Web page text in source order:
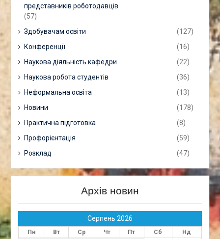
представників роботодавців
(57)
Здобувачам освіти
(127)
Конференції
(16)
Наукова діяльність кафедри
(22)
Наукова робота студентів
(36)
Неформальна освіта
(13)
Новини
(178)
Практична підготовка
(8)
Профорієнтація
(59)
Розклад
(47)
Архів новин
Серпень 2026
Пн Вт Ср Чт Пт Сб
Нд